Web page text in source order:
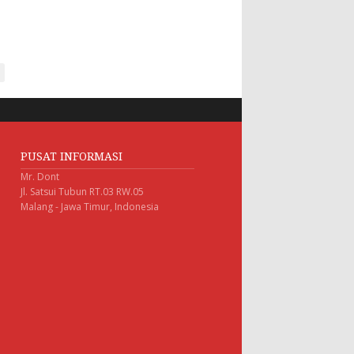
PUSAT INFORMASI
Mr. Dont
Jl. Satsui Tubun RT.03 RW.05
Malang - Jawa Timur, Indonesia